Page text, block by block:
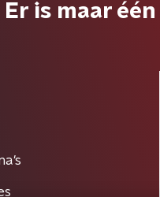
Er is maar